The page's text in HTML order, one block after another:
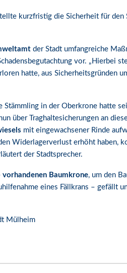
kurzfristig die Sicherheit für den
der Stadt umfangreiche
vor. „Hierbei
hatte, aus Sicherheitsgründen
Stämmling in der Oberkrone hatte
über Traghaltesicherungen an
mit eingewachsener Rinde
Widerlagerverlust erhöht haben,
der Stadtsprecher.
Baumkrone, um den
eines Fällkrans – gefällt
Mülheim